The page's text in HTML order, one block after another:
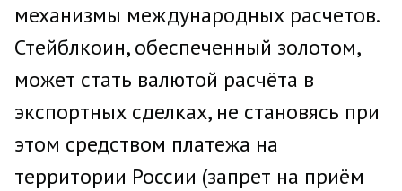
механизмы международных расчетов.
Стейблкоин, обеспеченный золотом,
может стать валютой расчёта в
экспортных сделках, не становясь при
этом средством платежа на
территории России (запрет на приём